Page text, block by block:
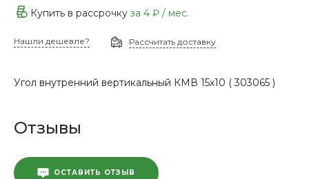
Купить в рассрочку за 4 ₽ / мес.
Нашли дешевле? Рассчитать доставку
Угол внутренний вертикальный КМВ 15х10 ( 303065 )
Отзывы
ОСТАВИТЬ ОТЗЫВ